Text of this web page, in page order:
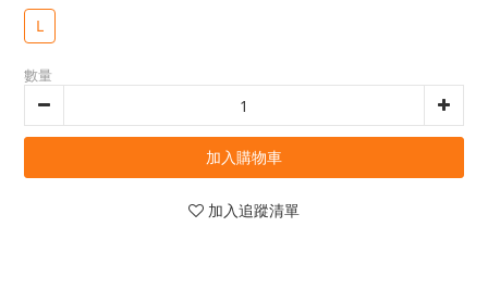
L
數量
加入購物車
加入追蹤清單